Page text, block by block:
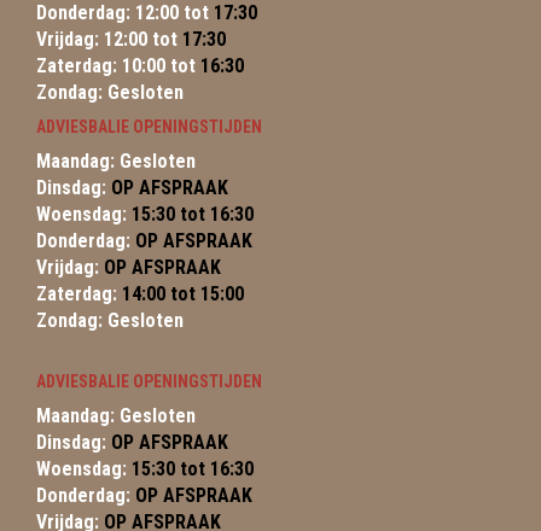
Donderdag: 12:00 tot 17:30
Vrijdag: 12:00 tot 17:30
Zaterdag: 10:00 tot 16:30
Zondag: Gesloten
ADVIESBALIE OPENINGSTIJDEN
Maandag: Gesloten
Dinsdag: OP AFSPRAAK
Woensdag: 15:30 tot 16:30
Donderdag: OP AFSPRAAK
Vrijdag: OP AFSPRAAK
Zaterdag: 14:00 tot 15:00
Zondag: Gesloten
ADVIESBALIE OPENINGSTIJDEN
Maandag: Gesloten
Dinsdag: OP AFSPRAAK
Woensdag: 15:30 tot 16:30
Donderdag: OP AFSPRAAK
Vrijdag: OP AFSPRAAK